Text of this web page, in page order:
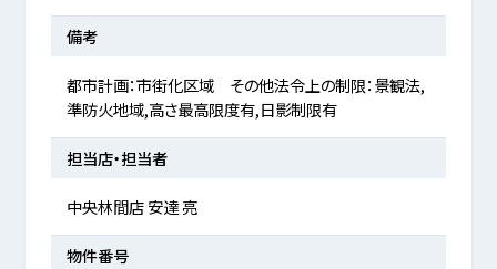
備考
都市計画：市街化区域 その他法令上の制限：景観法,
準防火地域,高さ最高限度有,日影制限有
担当店・担当者
中央林間店 安達 亮
物件番号